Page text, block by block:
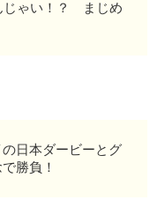
じゃい！？ まじめ
日本ダービーとグ
勝負！